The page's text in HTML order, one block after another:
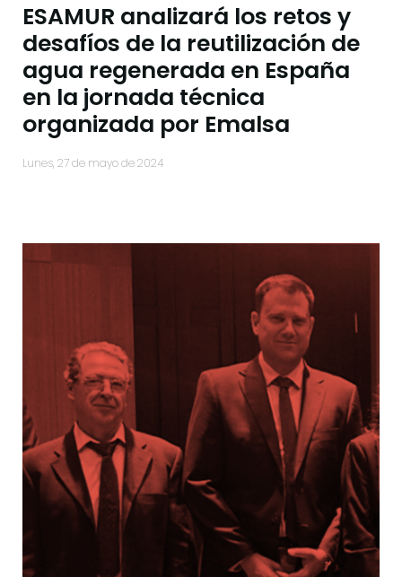
ESAMUR analizará los retos y
desafíos de la reutilización de
agua regenerada en España
en la jornada técnica
organizada por Emalsa
lunes, 27 de mayo de 2024